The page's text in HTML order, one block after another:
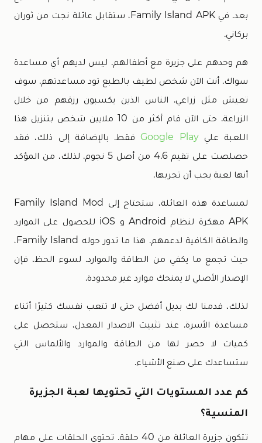
بعد. في Family Island APK، ستقابل عائلة نجت من ثوران
بركاني.
هم وحدهم على جزيرة مع أطفالهم. ليس لديهم أي مساعدة
سواك. أنت الآن شخص لطيف بالطبع تود مساعدتهم. سوف
تعيش مثل زراعي. الناس الذين يكسبون رزقهم من خلال
الزراعة. حتى الآن قام أكثر من 10 ملايين شخص بتنزيل هذا
اللعبة عليGoogle Play فقط. بالإضافة إلى ذلك، فقد
حصلصت على تقيم 4.6 من أصل 5 نجوم. لذلك، من المؤكد
أنها لعبة يجب أن تجربها.
لمساعدة هذه العائلة، ستحتاج إلى Family Island Mod
APK مهكرة لنظام Android و iOS للحصول على الموارد
والطاقة الكافية لدعمهم. هذا ما تدور حوله Family Island،
حيث تجمع ما يكفي من الطاقة والموارد. لسوء الحظ، فإن
الإصدار الأصلي لا يمنحك موارد غير محدودة.
لذلك، قدمنا ​​لك بديل أفضل حتى لا تتعب نفسك كثيرًا أثناء
مساعدة الأسرة. عند تثبيت الاصدار المعدل، ستحصل على
كميات لا حصر لها من الطاقة والموارد والألماس التي
ستساعدك على صنع الأشياء.
كم عدد المستويات التي تحتويها لعبة الجزيرة
المنسية؟
تتكون جزيرة العائلة من 40 حلقة. تحتوي الحلقات على مهام